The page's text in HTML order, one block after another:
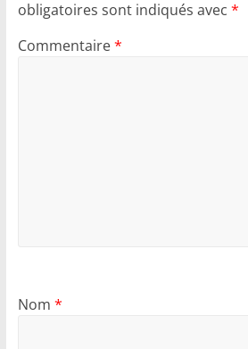
obligatoires sont indiqués avec *
Commentaire*
Nom *